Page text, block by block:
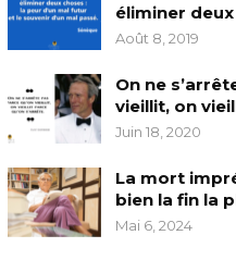
éliminer
Août 8, 2019
On ne
vieillit, on
Juin 18, 2020
La mort
bien la fin la
Mai 6, 2024